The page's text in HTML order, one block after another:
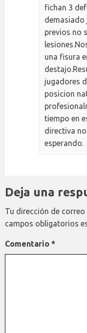
fichan 3
demasiado
previos no
una fisura
jugadores
posicion
tiempo en
directiva
esperando.
Deja una
Tu dirección de
campos obligatorios
Comentario *